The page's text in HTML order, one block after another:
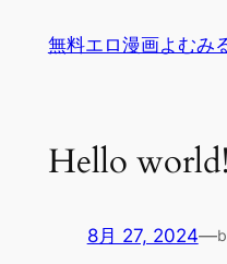
無料エロ漫画よむみ
Hello world!
8月 27, 2024—